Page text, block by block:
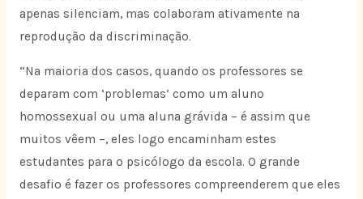
apenas silenciam, mas colaboram ativamente na
reprodução da discriminação.
“Na maioria dos casos, quando os professores se
deparam com ‘problemas’ como um aluno
homossexual ou uma aluna grávida – é assim que
muitos vêem –, eles logo encaminham estes
estudantes para o psicólogo da escola. O grande
desafio é fazer os professores compreenderem que eles